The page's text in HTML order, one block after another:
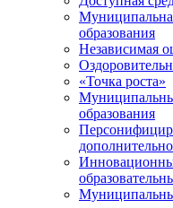
образования
Независимая
«Точка роста»
образования